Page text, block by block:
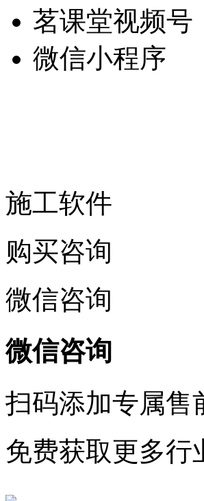
茗课堂视频号
微信小程序
施工软件
购买咨询
微信咨询
微信咨询
扫码添加专属售
免费获取更多行